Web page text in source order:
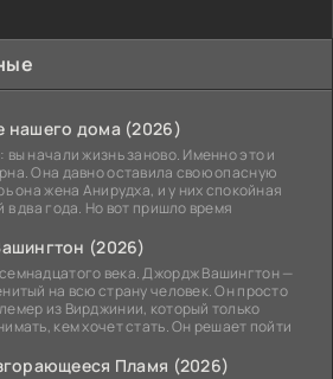
нашего дома (2026)
вы начали жизнь заново. Именно это и
Она давно оставила свою опасную
она жена Анирудха, и у них спокойная
в два года. Но вот пришло время
(2026)
века. Джордж Вашингтон —
на всю страну человек. Он просто
из Вирджинии, который только
кем хочет стать. Он решает пойти
Пламя (2026)